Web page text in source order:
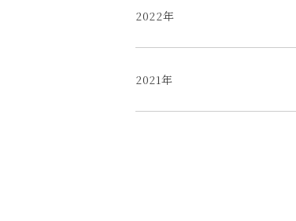
2022年
2021年